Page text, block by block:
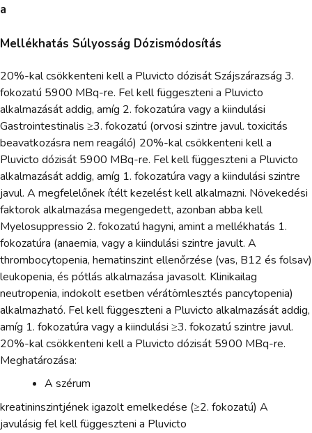
a
Mellékhatás Súlyosság Dózismódosítás
20%-kal csökkenteni kell a Pluvicto dózisát Szájszárazság 3.
fokozatú 5900 MBq-re. Fel kell függeszteni a Pluvicto
alkalmazását addig, amíg 2. fokozatúra vagy a kiindulási
Gastrointestinalis ≥3. fokozatú (orvosi szintre javul. toxicitás
beavatkozásra nem reagáló) 20%-kal csökkenteni kell a
Pluvicto dózisát 5900 MBq-re. Fel kell függeszteni a Pluvicto
alkalmazását addig, amíg 1. fokozatúra vagy a kiindulási szintre
javul. A megfelelőnek ítélt kezelést kell alkalmazni. Növekedési
faktorok alkalmazása megengedett, azonban abba kell
Myelosuppressio 2. fokozatú hagyni, amint a mellékhatás 1.
fokozatúra (anaemia, vagy a kiindulási szintre javult. A
thrombocytopenia, hematinszint ellenőrzése (vas, B12 és folsav)
leukopenia, és pótlás alkalmazása javasolt. Klinikailag
neutropenia, indokolt esetben vérátömlesztés pancytopenia)
alkalmazható. Fel kell függeszteni a Pluvicto alkalmazását addig,
amíg 1. fokozatúra vagy a kiindulási ≥3. fokozatú szintre javul.
20%-kal csökkenteni kell a Pluvicto dózisát 5900 MBq-re.
Meghatározása:
A szérum
kreatininszintjének igazolt emelkedése (≥2. fokozatú) A
javulásig fel kell függeszteni a Pluvicto